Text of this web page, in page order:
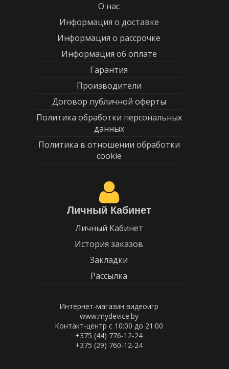
О нас
Информация о доставке
Информация о рассрочке
Информация об оплате
Гарантия
Производители
Договор публичной оферты
Политика обработки персональных
данных
Политика в отношении обработки
cookie
Личный Кабинет
Личный Кабинет
История заказов
Закладки
Рассылка
Интернет-магазин видеоигр
www.mydevice.by
Контакт-центр с 10:00 до 21:00
+375 (44) 776-12-24
+375 (29) 760-12-24